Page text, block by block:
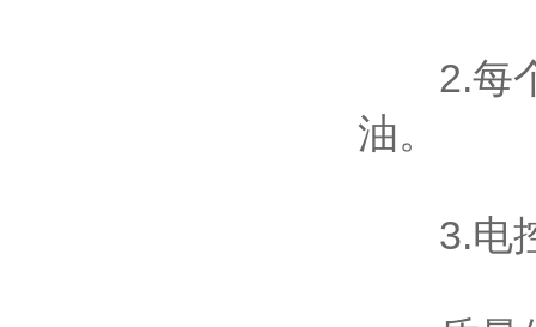
2.每个
油。
3.电控